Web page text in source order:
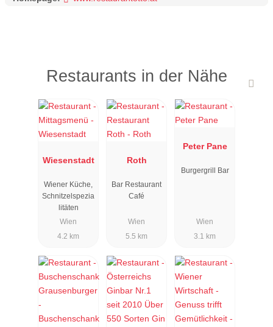
Restaurants in der Nähe
Wiesenstadt
Wiener Küche,
Schnitzelspezia
litäten
Wien
4.2 km
Roth
Bar Restaurant
Café
Wien
5.5 km
Peter Pane
Burgergrill Bar
Wien
3.1 km